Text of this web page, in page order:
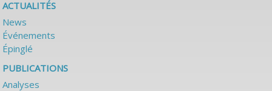
ACTUALITÉS
News
Événements
Épinglé
PUBLICATIONS
Analyses